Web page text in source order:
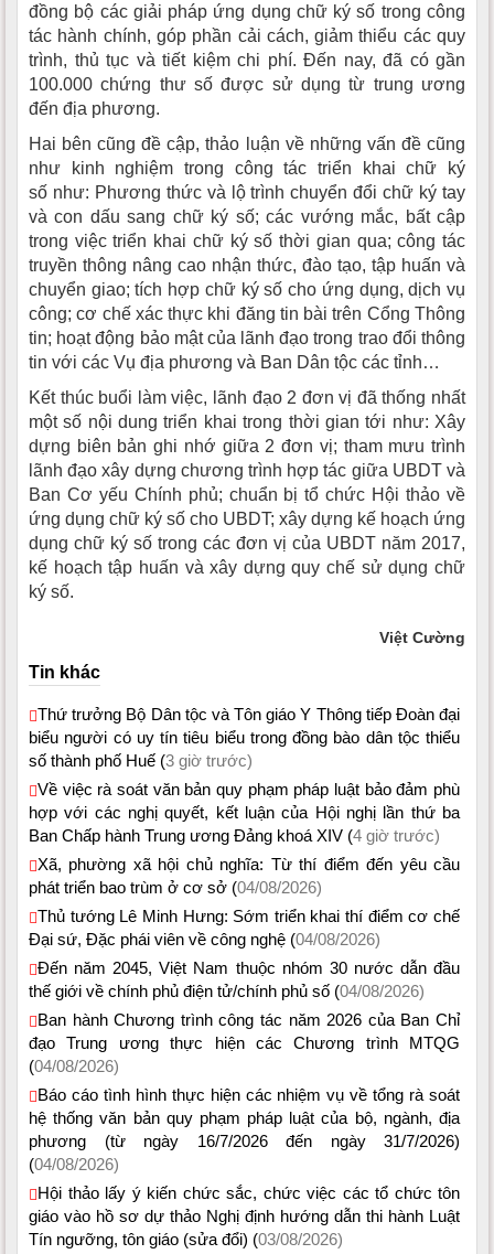
đồng bộ các giải pháp ứng dụng chữ ký số trong công
tác hành chính, góp phần cải cách, giảm thiểu các quy
trình, thủ tục và tiết kiệm chi phí. Đến nay, đã có gần
100.000 chứng thư số được sử dụng từ trung ương
đến địa phương.
Hai bên cũng đề cập, thảo luận về những vấn đề cũng
như kinh nghiệm trong công tác triển khai chữ ký
số như: Phương thức và lộ trình chuyển đổi chữ ký tay
và con dấu sang chữ ký số; các vướng mắc, bất cập
trong việc triển khai chữ ký số thời gian qua; công tác
truyền thông nâng cao nhận thức, đào tạo, tập huấn và
chuyển giao; tích hợp chữ ký số cho ứng dụng, dịch vụ
công; cơ chế xác thực khi đăng tin bài trên Cổng Thông
tin; hoạt động bảo mật của lãnh đạo trong trao đổi thông
tin với các Vụ địa phương và Ban Dân tộc các tỉnh…
Kết thúc buổi làm việc, lãnh đạo 2 đơn vị đã thống nhất
một số nội dung triển khai trong thời gian tới như: Xây
dựng biên bản ghi nhớ giữa 2 đơn vị; tham mưu trình
lãnh đạo xây dựng chương trình hợp tác giữa UBDT và
Ban Cơ yếu Chính phủ; chuẩn bị tổ chức Hội thảo về
ứng dụng chữ ký số cho UBDT; xây dựng kế hoạch ứng
dụng chữ ký số trong các đơn vị của UBDT năm 2017,
kế hoạch tập huấn và xây dựng quy chế sử dụng chữ
ký số.
Việt Cường
Tin khác
Thứ trưởng Bộ Dân tộc và Tôn giáo Y Thông tiếp Đoàn đại
biểu người có uy tín tiêu biểu trong đồng bào dân tộc thiểu
số thành phố Huế (3 giờ trước)
Về việc rà soát văn bản quy phạm pháp luật bảo đảm phù
hợp với các nghị quyết, kết luận của Hội nghị lần thứ ba
Ban Chấp hành Trung ương Đảng khoá XIV (4 giờ trước)
Xã, phường xã hội chủ nghĩa: Từ thí điểm đến yêu cầu
phát triển bao trùm ở cơ sở (04/08/2026)
Thủ tướng Lê Minh Hưng: Sớm triển khai thí điểm cơ chế
Đại sứ, Đặc phái viên về công nghệ (04/08/2026)
Đến năm 2045, Việt Nam thuộc nhóm 30 nước dẫn đầu
thế giới về chính phủ điện tử/chính phủ số (04/08/2026)
Ban hành Chương trình công tác năm 2026 của Ban Chỉ
đạo Trung ương thực hiện các Chương trình MTQG
(04/08/2026)
Báo cáo tình hình thực hiện các nhiệm vụ về tổng rà soát
hệ thống văn bản quy phạm pháp luật của bộ, ngành, địa
phương (từ ngày 16/7/2026 đến ngày 31/7/2026)
(04/08/2026)
Hội thảo lấy ý kiến chức sắc, chức việc các tổ chức tôn
giáo vào hồ sơ dự thảo Nghị định hướng dẫn thi hành Luật
Tín ngưỡng, tôn giáo (sửa đổi) (03/08/2026)